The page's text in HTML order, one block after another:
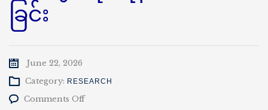
ခြင်း
June 22, 2026
Category: RESEARCH
Comments Offon